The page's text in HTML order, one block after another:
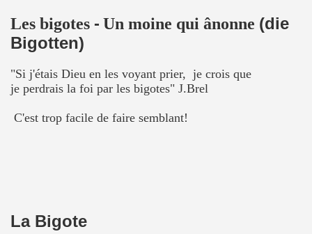
Les bigotes - Un moine qui ânonne (die
Bigotten)
"Si j'étais Dieu en les voyant prier, je crois que
je perdrais la foi par les bigotes" J.Brel
C'est trop facile de faire semblant!
La Bigote